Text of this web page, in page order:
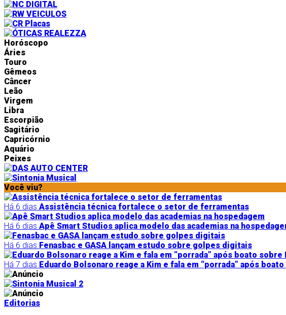
Horóscopo
Áries
Touro
Gêmeos
Câncer
Leão
Virgem
Libra
Escorpião
Sagitário
Capricórnio
Aquário
Peixes
Você viu?
Há 6 dias Assistência técnica fortalece o setor de ferramentas
Há 6 dias Apê Smart Studios aplica modelo das academias na
Há 6 dias Fenasbac e GASA lançam estudo sobre golpes digitais
Há 7 dias Eduardo Bolsonaro reage a Kim e fala em “porrada” após
Editorias